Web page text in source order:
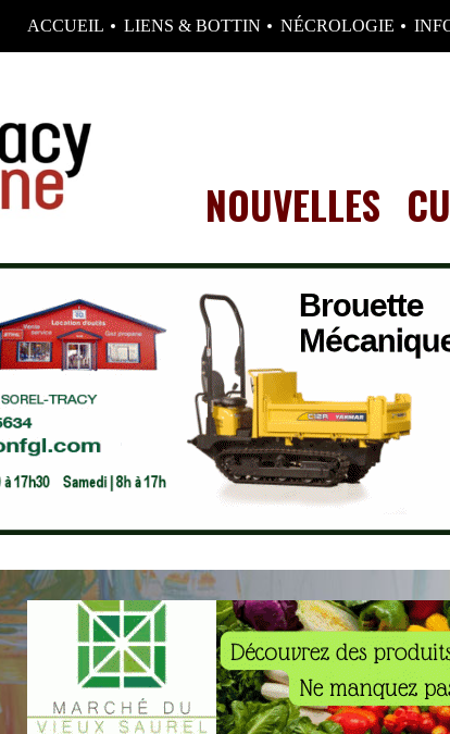
ACCUEIL LIENS & BOTTIN NÉCROLOGIE
NOUVELLES